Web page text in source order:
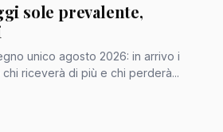
sole prevalente,
unico agosto 2026: in arrivo i
riceverà di più e chi perderà...